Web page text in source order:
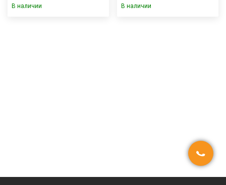
В наличии В наличии